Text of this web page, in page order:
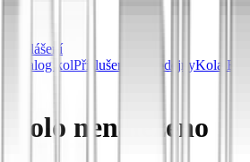
Přihlášení
Katalog kolPříslušenství ProdejnyKola Bulls
Kolo nenalezeno